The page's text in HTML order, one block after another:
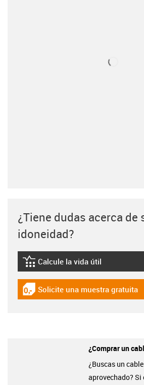
¿Tiene dudas acerca de
idoneidad?
igus-icon-lebensdauerrechner
Calcule la vida útil
igus-icon-gratismuster
Solicite una muestra gratuita
¿Comprar un
¿Buscas un
aprovechado? Si